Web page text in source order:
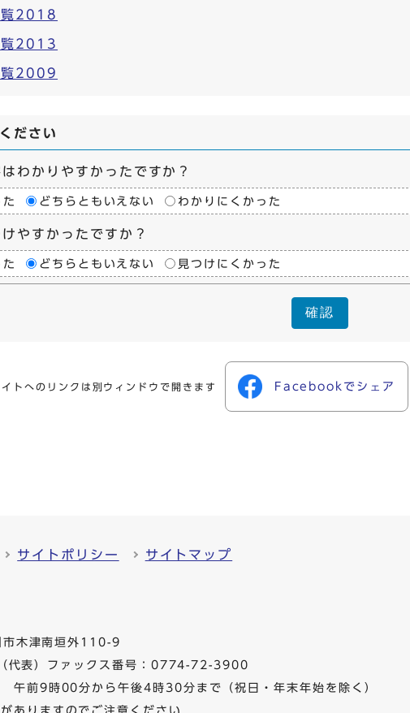
覧2018
覧2013
覧2009
ださい
わかりやすかったですか？
どちらともいえない わかりにくかった
やすかったですか？
どちらともいえない 見つけにくかった
確認
トへのリンクは別ウィンドウで開きます Facebookでシェア
サイトポリシー サイトマップ
木津南垣外110-9
（代表）ファックス番号：0774-72-3900
前9時00分から午後4時30分まで（祝日・年末年始を除く）